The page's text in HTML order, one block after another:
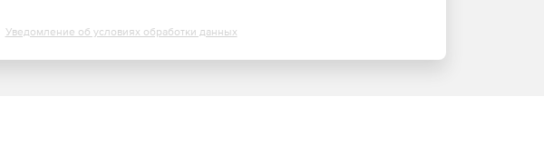
Уведомление об условиях обработки данных